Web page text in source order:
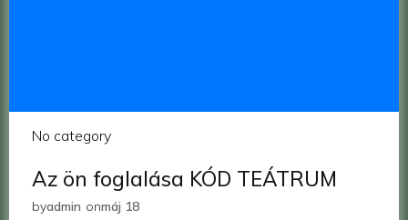
No category
Az ön foglalása KÓD TEÁTRUM
byadmin onmáj 18